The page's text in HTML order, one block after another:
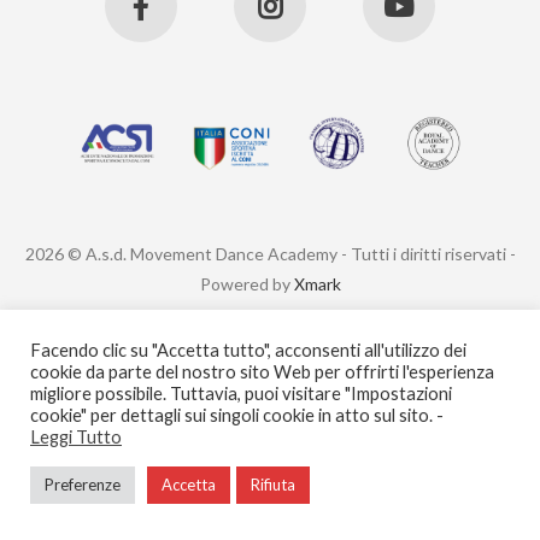
2026 © A.s.d. Movement Dance Academy - Tutti i diritti riservati -
Powered byXmark
Codice di Condotta e MOG
Facendo clic su "Accetta tutto", acconsenti all'utilizzo dei
cookie da parte del nostro sito Web per offrirti l'esperienza
migliore possibile. Tuttavia, puoi visitare "Impostazioni
cookie" per dettagli sui singoli cookie in atto sul sito. -
Leggi Tutto
Preferenze Accetta Rifiuta